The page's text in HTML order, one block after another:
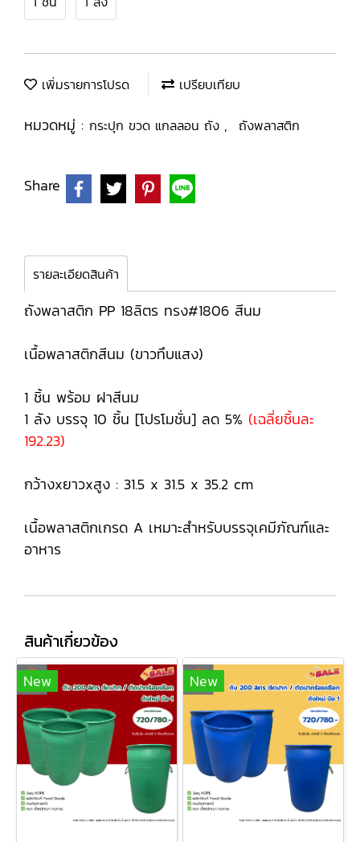
เพิ่มรายการโปรด เปรียบเทียบ
หมวดหมู่ : กระปุก ขวด แกลลอน ถัง , ถังพลาสติก
Share
รายละเอียดสินค้า
ถังพลาสติก PP 18ลิตร ทรง#1806 สีนม
เนื้อพลาสติกสีนม (ขาวทึบแสง)
1 ชิ้น พร้อม ฝาสีนม
1 ลัง บรรจุ 10 ชิ้น [โปรโมชั่น] ลด 5% (เฉลี่ยชิ้นละ
192.23)
กว้างxยาวxสูง : 31.5 x 31.5 x 35.2 cm
เนื้อพลาสติกเกรด A เหมาะสำหรับบรรจุเคมีภัณฑ์และ
อาหาร
สินค้าเกี่ยวข้อง
New New